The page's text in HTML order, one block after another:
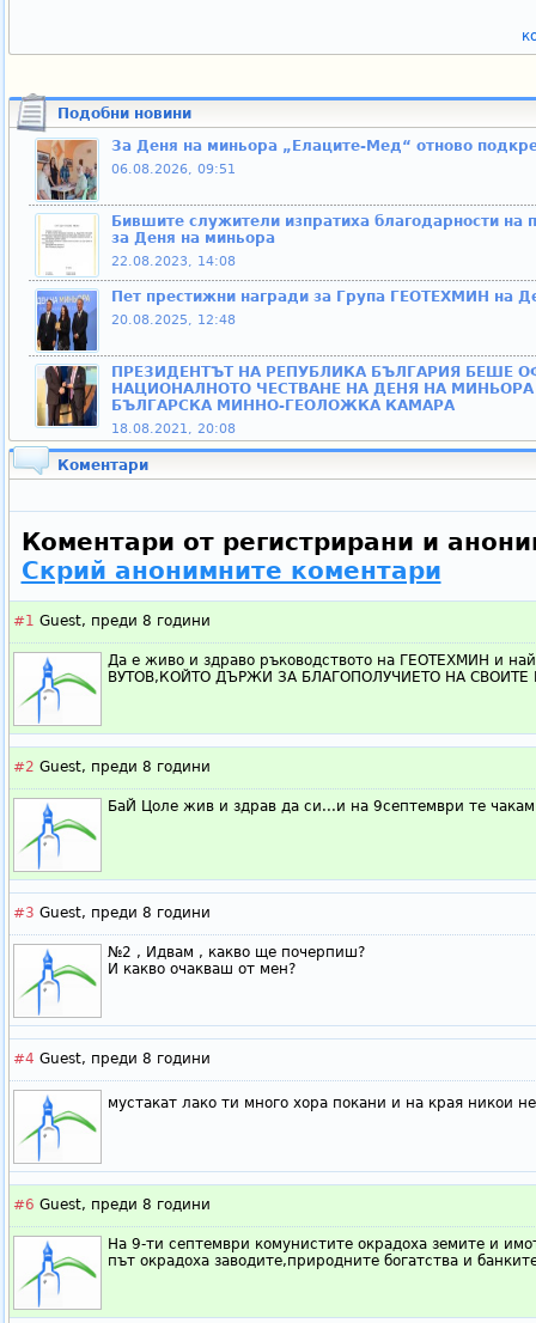
Подобни новини
За Деня на миньора „Елаците-Мед“ отново
06.08.2026, 09:51
Бившите служители изпратиха благодарности
за Деня на миньора
22.08.2023, 14:08
Пет престижни награди за Група ГЕОТЕХМИН на
20.08.2025, 12:48
ПРЕЗИДЕНТЪТ НА РЕПУБЛИКА БЪЛГАРИЯ БЕШЕ
НАЦИОНАЛНОТО ЧЕСТВАНЕ НА ДЕНЯ НА
БЪЛГАРСКА МИННО-ГЕОЛОЖКА КАМАРА
18.08.2021, 20:08
Коментари
Коментари от регистрирани и
Скрий анонимните коментари
#1 Guest, преди 8 години
Да е живо и здраво ръководството на ГЕОТЕХМИН и
ВУТОВ,КОЙТО ДЪРЖИ ЗА БЛАГОПОЛУЧИЕТО НА
#2 Guest, преди 8 години
БаЙ Цоле жив и здрав да си...и на 9септември те
#3 Guest, преди 8 години
№2 , Идвам , какво ще почерпиш?
И какво очакваш от мен?
#4 Guest, преди 8 години
мустакат лако ти много хора покани и на края никои
#6 Guest, преди 8 години
На 9-ти септември комунистите окрадоха земите и
път окрадоха заводите,природните богатства и